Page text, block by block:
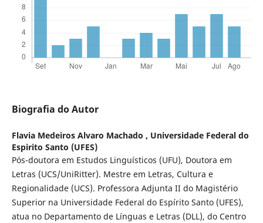
Biografia do Autor
Flavia Medeiros Alvaro Machado , Universidade Federal do
Espirito Santo (UFES)
Pós-doutora em Estudos Linguísticos (UFU), Doutora em
Letras (UCS/UniRitter). Mestre em Letras, Cultura e
Regionalidade (UCS). Professora Adjunta II do Magistério
Superior na Universidade Federal do Espírito Santo (UFES),
atua no Departamento de Línguas e Letras (DLL), do Centro